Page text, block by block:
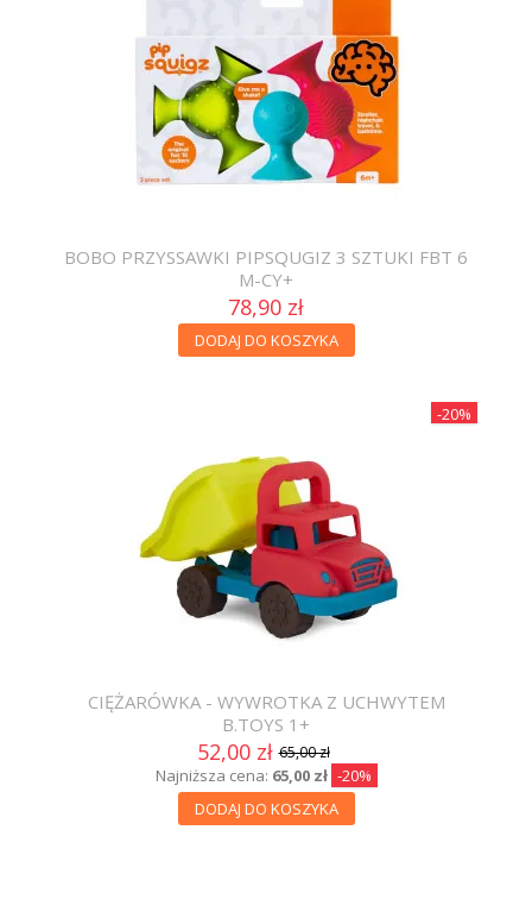
BOBO PRZYSSAWKI PIPSQUGIZ 3 SZTUKI FBT 6
M-CY+
78,90 zł
DODAJ DO KOSZYKA
-20%
CIĘŻARÓWKA - WYWROTKA Z UCHWYTEM
B.TOYS 1+
52,00 zł65,00 zł
Najniższa cena: 65,00 zł -20%
DODAJ DO KOSZYKA